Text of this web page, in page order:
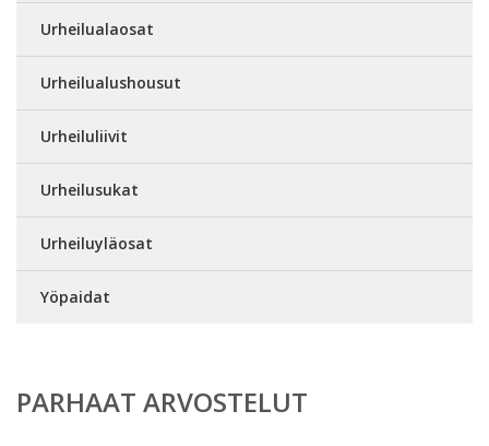
Urheilualaosat
Urheilualushousut
Urheiluliivit
Urheilusukat
Urheiluyläosat
Yöpaidat
PARHAAT ARVOSTELUT